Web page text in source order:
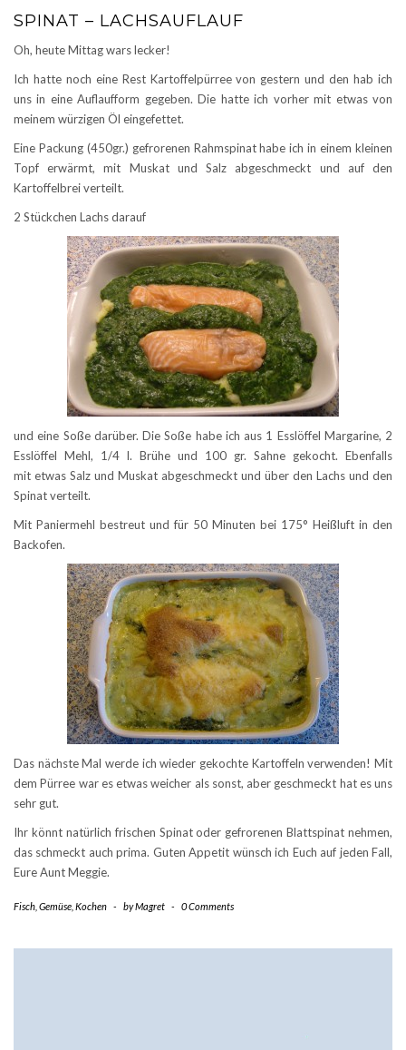
SPINAT – LACHSAUFLAUF
Oh, heute Mittag wars lecker!
Ich hatte noch eine Rest Kartoffelpürree von gestern und den hab ich
uns in eine Auflaufform gegeben. Die hatte ich vorher mit etwas von
meinem würzigen Öl eingefettet.
Eine Packung (450gr.) gefrorenen Rahmspinat habe ich in einem kleinen
Topf erwärmt, mit Muskat und Salz abgeschmeckt und auf den
Kartoffelbrei verteilt.
2 Stückchen Lachs darauf
und eine Soße darüber. Die Soße habe ich aus 1 Esslöffel Margarine, 2
Esslöffel Mehl, 1/4 l. Brühe und 100 gr. Sahne gekocht. Ebenfalls
mit etwas Salz und Muskat abgeschmeckt und über den Lachs und den
Spinat verteilt.
Mit Paniermehl bestreut und für 50 Minuten bei 175° Heißluft in den
Backofen.
Das nächste Mal werde ich wieder gekochte Kartoffeln verwenden! Mit
dem Pürree war es etwas weicher als sonst, aber geschmeckt hat es uns
sehr gut.
Ihr könnt natürlich frischen Spinat oder gefrorenen Blattspinat nehmen,
das schmeckt auch prima. Guten Appetit wünsch ich Euch auf jeden Fall,
Eure Aunt Meggie.
Fisch Gemüse Kochen - byMagret - 0 Comments